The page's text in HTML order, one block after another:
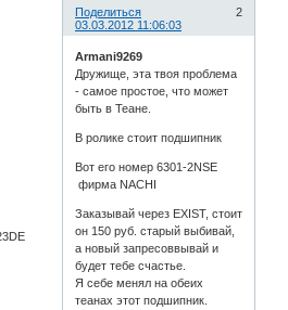
Поделиться
2
03.03.2012 11:06:03
Armani9269
Дружище, эта твоя проблема
- самое простое, что может
быть в Теане.
В ролике стоит подшипник
Вот его номер 6301-2NSE
фирма NACHI
Заказывай через EXIST, стоит
он 150 руб. старый выбивай,
а новый запресоввывай и
будет тебе счастье.
Я себе менял на обеих
теанах этот подшипник.